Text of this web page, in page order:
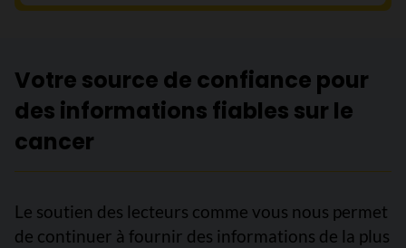
Votre source de confiance pour
des informations fiables sur le
cancer
Le soutien des lecteurs comme vous nous permet
de continuer à fournir des informations de la plus